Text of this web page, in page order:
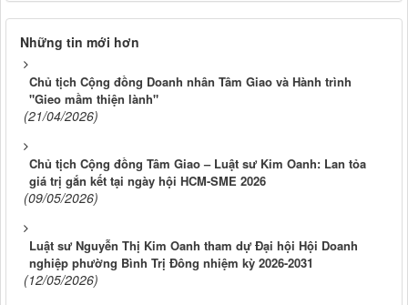
Những tin mới hơn
Chủ tịch Cộng đồng Doanh nhân Tâm Giao và Hành trình
"Gieo mầm thiện lành"
(21/04/2026)
Chủ tịch Cộng đồng Tâm Giao – Luật sư Kim Oanh: Lan tỏa
giá trị gắn kết tại ngày hội HCM-SME 2026
(09/05/2026)
Luật sư Nguyễn Thị Kim Oanh tham dự Đại hội Hội Doanh
nghiệp phường Bình Trị Đông nhiệm kỳ 2026-2031
(12/05/2026)